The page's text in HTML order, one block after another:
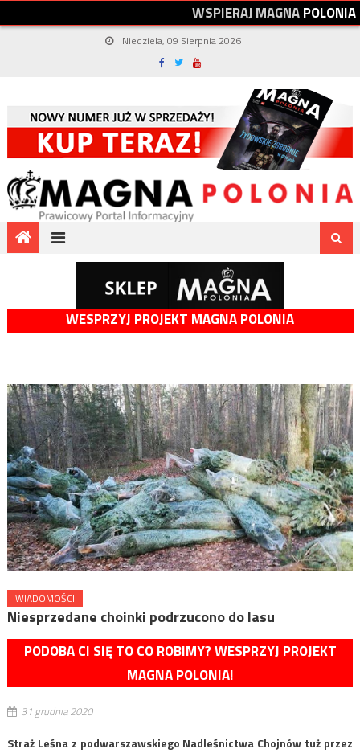
WSPIERAJMAGNAPOLONIA
Niedziela, 09 Sierpnia 2026
WESPRZYJ PROJEKT MAGNA POLONIA
WIADOMOŚCI
Niesprzedane choinki podrzucono do lasu
PODOBA CI SIĘ TO CO ROBIMY? WESPRZYJ PROJEKT
MAGNA POLONIA!
31 grudnia 2020
Straż Leśna z podwarszawskiego Nadleśnictwa Chojnów tuż przez